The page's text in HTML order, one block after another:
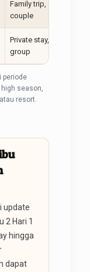
Family trip, company
couple
Private stay, keluarga,
group
periode
season,
resort.
update
2 Hari 1
hingga
dapat